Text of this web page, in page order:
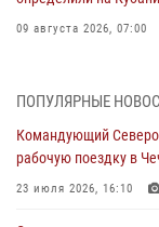
09 августа 2026, 07:00
(видео)
Росгвардейцы
воспитанников
ПОПУЛЯРНЫЕ
Командующий
рабочую поездку в
23 июля 2026, 16:10